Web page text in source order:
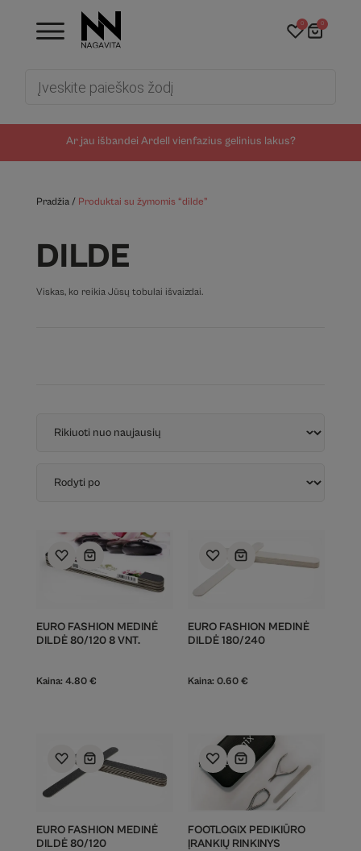
Ar jau išbandei Ardell vienfazius gelinius lakus?
0 0
Pradžia/ Produktai su žymomis “dilde”
DILDE
Viskas, ko reikia Jūsų tobulai išvaizdai.
EURO FASHION MEDINĖ
DILDĖ 80/120 8 VNT.
Kaina: 4.80 €
EURO FASHION MEDINĖ
DILDĖ 180/240
Kaina: 0.60 €
EURO FASHION MEDINĖ
DILDĖ 80/120
FOOTLOGIX PEDIKIŪRO
ĮRANKIŲ RINKINYS